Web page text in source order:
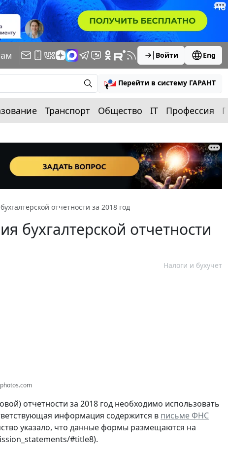
Войти Eng
Перейти в систему ГАРАНТ
Транспорт Общество IT Профессия
отчетности за 2018 год
бухгалтерской отчетности
Налоги и бухучет
отчетности за 2018 год необходимо использовать
информация содержится в письме ФНС
указало, что данные формы размещаются на
#title8).